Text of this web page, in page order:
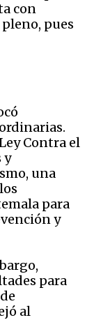
con
pues
Contra el
y
una
para
y
para
al